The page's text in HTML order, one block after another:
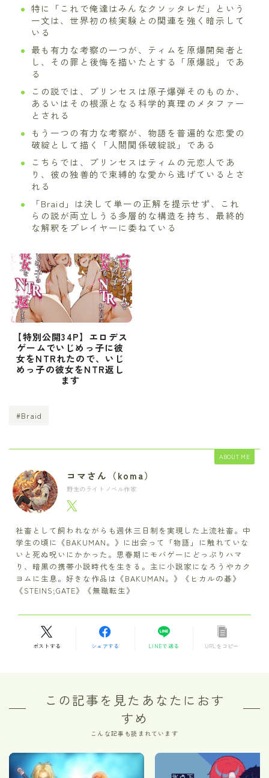
特に「これで俺達はみんなクソッタレだ」という
一文は、世界初の核実験との関連を強く暗示して
いる
最も有力な考察の一つが、ティムを原爆開発者と
し、その罪と後悔を描いたとする「原爆説」であ
る
この説では、プリンセスは原子爆弾そのものか、
あるいはその根源となる科学的真理のメタファー
とされる
もう一つの有力な考察が、物語を普遍的な恋愛の
破綻として描く「人間関係破綻説」である
こちらでは、プリンセスはティムの元恋人であ
り、彼の独善的で束縛的な愛から逃げているとさ
れる
「Braid」は決して単一の正解を提示せず、これ
らの説が両立しうる多層的な構造を持ち、最終的
な解釈をプレイヤーに委ねている
【特別公開34P】エロデス
ゲームでいじめっ子に彼
女をNTRれたので、いじ
めっ子の彼女をNTR返し
ます
#Braid
ABOUT ME
コマさん（koma）
野生のライトノベル作家
社畜として飼われながらも週休三日制を実現した上流社畜。中
学生の頃に《BAKUMAN。》に出会って「物語」に触れていな
いと死ぬ呪いにかかった。思春期にモバゲーにどっぷりハマ
り、暗黒の携帯小説時代を生きる。主に小説家になろうやカク
ヨムに生息。好きな作品は《BAKUMAN。》《ヒカルの碁》
《STEINS;GATE》《無職転生》
ポストする シェアする LINEで送る URLをコピー
この記事を見たあなたにおす
すめ
こんな記事も読まれています